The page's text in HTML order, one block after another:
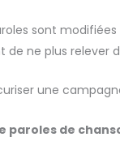
sont
de ne plus
une
paroles de